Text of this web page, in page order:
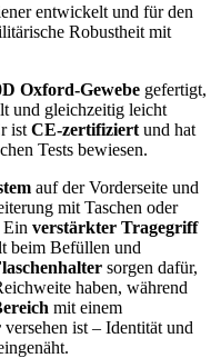
entwickelt und für den
Robustheit mit
Oxford-Gewebe gefertigt,
und gleichzeitig leicht
ist CE-zertifiziert und hat
Tests bewiesen.
auf der Vorderseite und
mit Taschen oder
Ein verstärkter Tragegriff
beim Befüllen und
sorgen dafür,
haben, während
mit einem
versehen ist – Identität und